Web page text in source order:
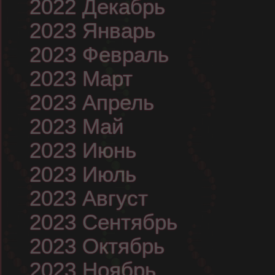
2022 Декабрь
2023 Январь
2023 Февраль
2023 Март
2023 Апрель
2023 Май
2023 Июнь
2023 Июль
2023 Август
2023 Сентябрь
2023 Октябрь
2023 Ноябрь